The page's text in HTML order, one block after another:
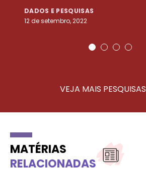
DADOS E PESQUISAS
12 de setembro, 2022
VEJA MAIS PESQUISAS
MATÉRIAS
RELACIONADAS